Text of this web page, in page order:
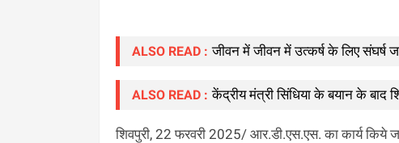
ALSO READ : जीवन में जीवन में उत्कर्ष के लिए संघर्ष
ALSO READ : केंद्रीय मंत्री सिंधिया के बयान के बाद
शिवपुरी, 22 फरवरी 2025/ आर.डी.एस.एस. का कार्य